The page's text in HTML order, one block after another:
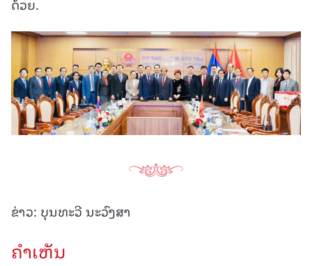
ຂ່າວ: ບຸນທະວີ ນະວົງສາ
ຄໍາເຫັນ